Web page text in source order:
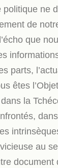
politique ne
de
que
parts,
êtes
la
au